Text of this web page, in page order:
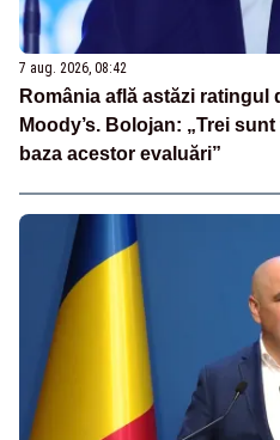
7 aug. 2026, 08:42
România află astăzi ratingul
Moody’s. Bolojan: „Trei
baza acestor evaluări”